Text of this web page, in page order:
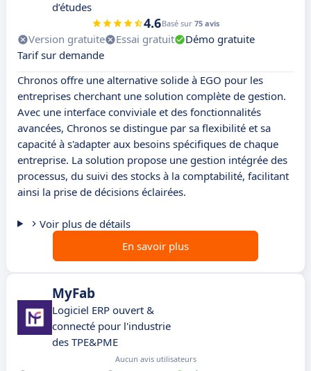
d’études
4.6Basé sur 75 avis
Version gratuite Essai gratuit
Démo gratuite
Tarif sur demande
Chronos offre une alternative solide à EGO pour les
entreprises cherchant une solution complète de gestion.
Avec une interface conviviale et des fonctionnalités
avancées, Chronos se distingue par sa flexibilité et sa
capacité à s'adapter aux besoins spécifiques de chaque
entreprise. La solution propose une gestion intégrée des
processus, du suivi des stocks à la comptabilité, facilitant
ainsi la prise de décisions éclairées.
Voir plus de détails
En savoir plus
MyFab
Logiciel ERP ouvert &
connecté pour l'industrie
des TPE&PME
Aucun avis utilisateurs